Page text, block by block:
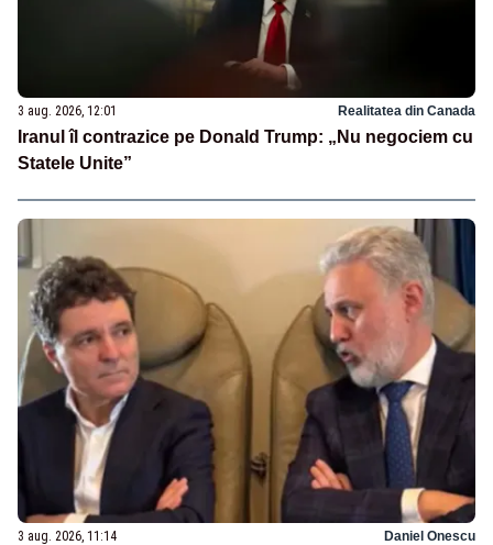
3 aug. 2026, 12:01 Realitatea din Canada
Iranul îl contrazice pe Donald Trump: „Nu negociem cu
Statele Unite”
3 aug. 2026, 11:14 Daniel Onescu